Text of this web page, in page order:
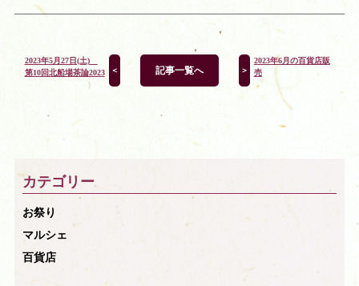
2023年5月27日(土)
第10回北船場茶論2023
＜ 記事一覧へ ＞
2023年6月の百貨店販
売
カテゴリー
お祭り
マルシェ
百貨店